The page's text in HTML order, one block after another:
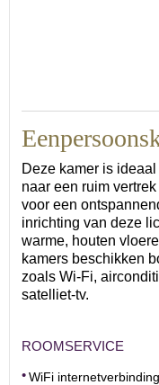
Deze kamer is
naar een ruim
voor een
inrichting van deze
warme, houten
kamers beschikken
zoals Wi-Fi,
satelliet-tv.
ROOMSERVICE
WiFi internetverbinding